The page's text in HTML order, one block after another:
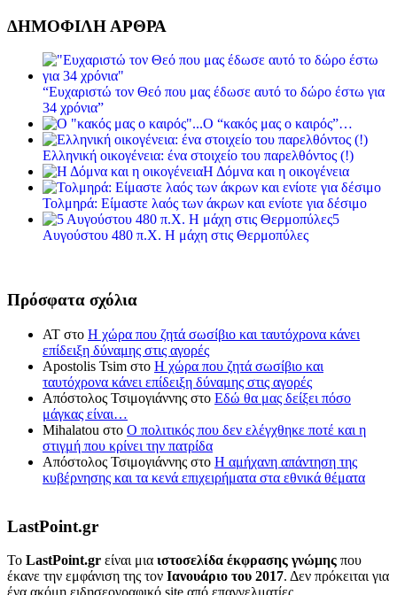
ΔΗΜΟΦΙΛΗ ΑΡΘΡΑ
“Ευχαριστώ τον Θεό που μας έδωσε αυτό το δώρο έστω για
34 χρόνια”
Ο “κακός μας ο καιρός”…
Ελληνική οικογένεια: ένα στοιχείο του παρελθόντος (!)
Η Δόμνα και η οικογένεια
Τολμηρά: Είμαστε λαός των άκρων και ενίοτε για δέσιμο
5
Αυγούστου 480 π.Χ. Η μάχη στις Θερμοπύλες
Πρόσφατα σχόλια
ΑΤ στο Η χώρα που ζητά σωσίβιο και ταυτόχρονα κάνει
επίδειξη δύναμης στις αγορές
Apostolis Tsim στο Η χώρα που ζητά σωσίβιο και
ταυτόχρονα κάνει επίδειξη δύναμης στις αγορές
Απόστολος Τσιμογιάννης στο Εδώ θα μας δείξει πόσο
μάγκας είναι…
Mihalatou στο Ο πολιτικός που δεν ελέγχθηκε ποτέ και η
στιγμή που κρίνει την πατρίδα
Απόστολος Τσιμογιάννης στο Η αμήχανη απάντηση της
κυβέρνησης και τα κενά επιχειρήματα στα εθνικά θέματα
LastPoint.gr
To LastPoint.gr είναι μια ιστοσελίδα έκφρασης γνώμης που
έκανε την εμφάνιση της τον Ιανουάριο του 2017. Δεν πρόκειται για